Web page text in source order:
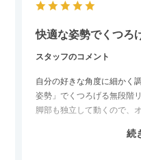
快適な姿勢でくつろ
スタッフのコメント
自分の好きな角度に細かく
姿勢」でくつろげる無段階
脚部も独立して動くので、
スマホやタブレットを充電
続